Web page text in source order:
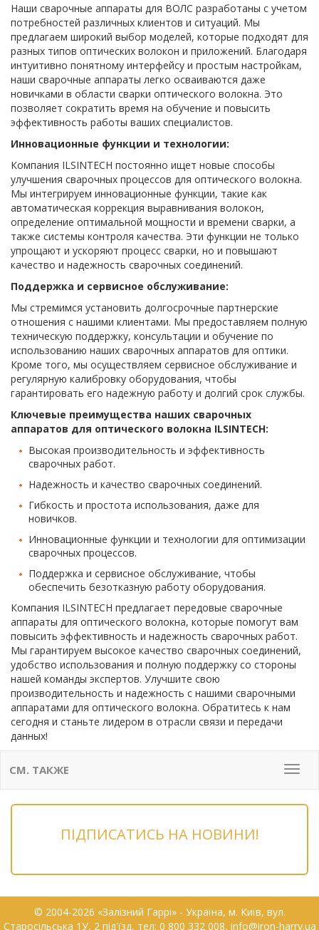
Наши сварочные аппараты для ВОЛС разработаны с учетом
потребностей различных клиентов и ситуаций. Мы
предлагаем широкий выбор моделей, которые подходят для
разных типов оптических волокон и приложений. Благодаря
интуитивно понятному интерфейсу и простым настройкам,
наши сварочные аппараты легко осваиваются даже
новичками в области сварки оптического волокна. Это
позволяет сократить время на обучение и повысить
эффективность работы ваших специалистов.
Инновационные функции и технологии:
Компания ILSINTECH постоянно ищет новые способы
улучшения сварочных процессов для оптического волокна.
Мы интегрируем инновационные функции, такие как
автоматическая коррекция выравнивания волокон,
определение оптимальной мощности и времени сварки, а
также системы контроля качества. Эти функции не только
упрощают и ускоряют процесс сварки, но и повышают
качество и надежность сварочных соединений.
Поддержка и сервисное обслуживание:
Мы стремимся установить долгосрочные партнерские
отношения с нашими клиентами. Мы предоставляем полную
техническую поддержку, консультации и обучение по
использованию наших сварочных аппаратов для оптики.
Кроме того, мы осуществляем сервисное обслуживание и
регулярную калибровку оборудования, чтобы
гарантировать его надежную работу и долгий срок службы.
Ключевые преимущества наших сварочных
аппаратов для оптического волокна ILSINTECH:
Высокая производительность и эффективность
сварочных работ.
Надежность и качество сварочных соединений.
Гибкость и простота использования, даже для
новичков.
Инновационные функции и технологии для оптимизации
сварочных процессов.
Поддержка и сервисное обслуживание, чтобы
обеспечить безотказную работу оборудования.
Компания ILSINTECH предлагает передовые сварочные
аппараты для оптического волокна, которые помогут вам
повысить эффективность и надежность сварочных работ.
Мы гарантируем высокое качество сварочных соединений,
удобство использования и полную поддержку со стороны
нашей команды экспертов. Улучшите свою
производительность и надежность с нашими сварочными
аппаратами для оптического волокна. Обратитесь к нам
сегодня и станьте лидером в отрасли связи и передачи
данных!
Меню
СМ. ТАКЖЕ
ПІДПИСАТИСЬ НА НОВИНИ!
© 2004-2026 «Залізний Гаррі» - Українa, м. Київ, вул.
Старосільська 1У, 2 під'їзд, тел: 0 800 332 008, info@iron-harry.ua